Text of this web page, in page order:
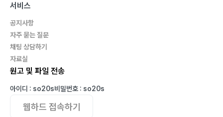
서비스
공지사항
자주 묻는 질문
채팅 상담하기
자료실
원고 및 파일 전송
아이디 : so20s비밀번호 : so20s
웹하드 접속하기